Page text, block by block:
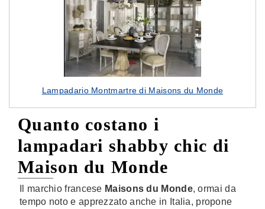
Lampadario Montmartre di Maisons du Monde
Quanto costano i
lampadari shabby chic di
Maison du Monde
Il marchio francese Maisons du Monde, ormai da
tempo noto e apprezzato anche in Italia, propone